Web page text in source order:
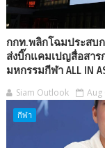
กกท.พลิกโฉมประสบ
ส่งบิ๊กแคมเปญสื่อสาร
มหกรรมกีฬา ALL IN
Siam Outlook Aug
กีฬา